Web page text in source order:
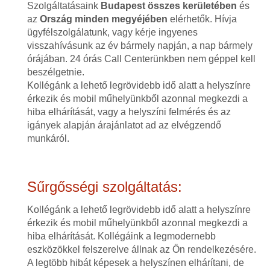
Szolgáltatásaink Budapest összes kerületében és
az Ország minden megyéjében elérhetők. Hívja
ügyfélszolgálatunk, vagy kérje ingyenes
visszahívásunk az év bármely napján, a nap bármely
órájában. 24 órás Call Centerünkben nem géppel kell
beszélgetnie.
Kollégánk a lehető legrövidebb idő alatt a helyszínre
érkezik és mobil műhelyünkből azonnal megkezdi a
hiba elhárítását, vagy a helyszíni felmérés és az
igányek alapján árajánlatot ad az elvégzendő
munkáról.
Sűrgősségi szolgáltatás:
Kollégánk a lehető legrövidebb idő alatt a helyszínre
érkezik és mobil műhelyünkből azonnal megkezdi a
hiba elhárítását. Kollégáink a legmodernebb
eszközökkel felszerelve állnak az Ön rendelkezésére.
A legtöbb hibát képesek a helyszínen elhárítani, de